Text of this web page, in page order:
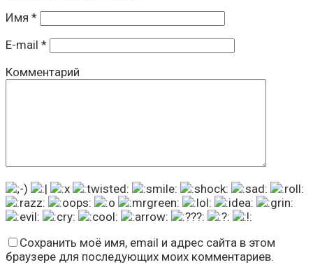
Имя *
E-mail *
Комментарий
Сохранить моё имя, email и адрес сайта в этом
браузере для последующих моих комментариев.